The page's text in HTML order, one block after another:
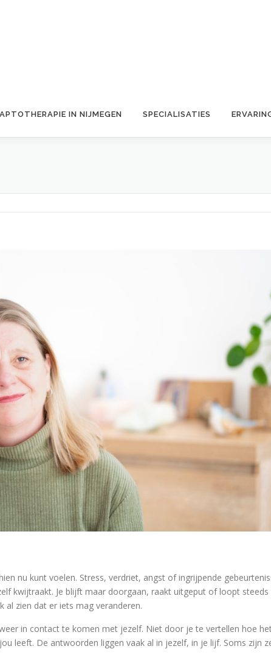
IN NIJMEGEN SPECIALISATIES
nu kunt voelen. Stress, verdriet, angst of ingrijpende
kwijtraakt. Je blijft maar doorgaan, raakt uitgeput of loopt steeds
al zien dat er iets mag veranderen.
in contact te komen met jezelf. Niet door je te vertellen hoe
leeft. De antwoorden liggen vaak al in jezelf, in je lijf. Soms zijn